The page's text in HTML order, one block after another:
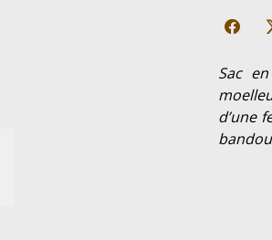
Sac
d’une